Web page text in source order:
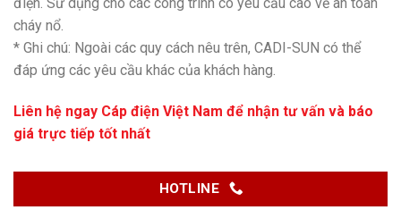
cháy nổ.
* Ghi chú: Ngoài các quy cách nêu trên, CADI-SUN có thể
đáp ứng các yêu cầu khác của khách hàng.
Liên hệ ngay Cáp điện Việt Nam để nhận tư vấn và báo
giá trực tiếp tốt nhất
HOTLINE